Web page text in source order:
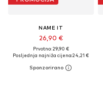
NAME IT
26,90 €
Prvotno: 29,90 €
Posljednja najniža cijena:24,21 €